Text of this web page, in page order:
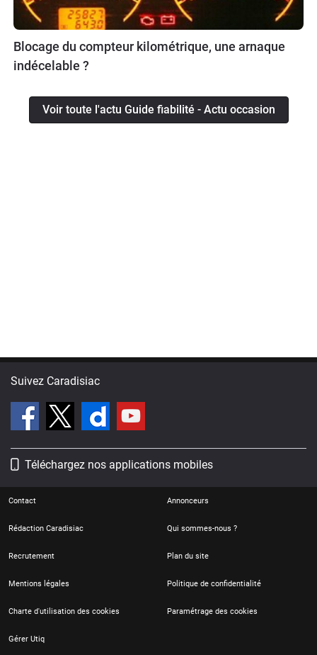
Blocage du compteur kilométrique, une arnaque
indécelable ?
Voir toute l'actu Guide fiabilité - Actu occasion
Suivez Caradisiac
Téléchargez nos applications mobiles
Contact Annonceurs
Rédaction Caradisiac Qui sommes-nous ?
Recrutement Plan du site
Mentions légales Politique de confidentialité
Charte d'utilisation des cookies Paramétrage des cookies
Gérer Utiq